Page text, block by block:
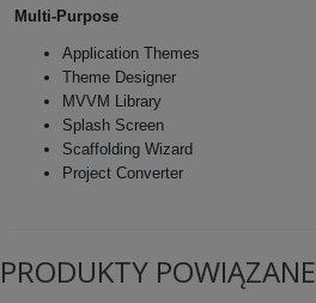
Multi-Purpose
Application Themes
Theme Designer
MVVM Library
Splash Screen
Scaffolding Wizard
Project Converter
PRODUKTY POWIĄZANE